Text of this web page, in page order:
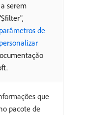
serem
de
que
pacote de